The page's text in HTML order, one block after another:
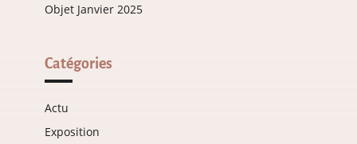
Objet Janvier 2025
Catégories
Actu
Exposition